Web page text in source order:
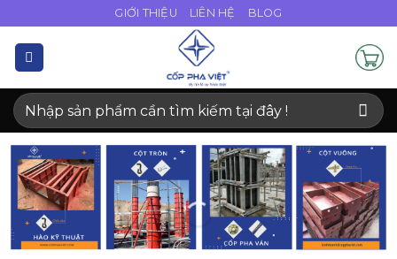
dung
GIỚI THIỆU LIÊN HỆ BLOG
Tìm
kiếm: